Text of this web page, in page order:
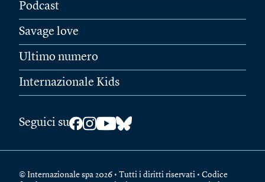
Podcast
Savage love
Ultimo numero
Internazionale Kids
Seguici su
© Internazionale spa 2026 • Tutti i diritti riservati • Codice